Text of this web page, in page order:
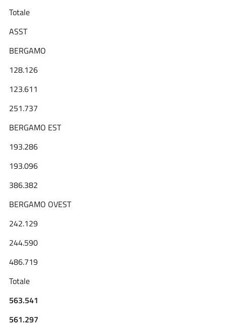
Totale
ASST
BERGAMO
128.126
123.611
251.737
BERGAMO EST
193.286
193.096
386.382
BERGAMO OVEST
242.129
244.590
486.719
Totale
563.541
561.297